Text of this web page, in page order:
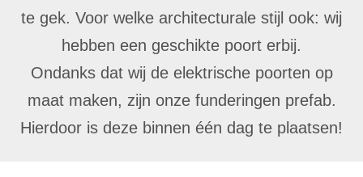
te gek. Voor welke architecturale stijl ook: wij
hebben een geschikte poort erbij.
Ondanks dat wij de elektrische poorten op
maat maken, zijn onze funderingen prefab.
Hierdoor is deze binnen één dag te plaatsen!